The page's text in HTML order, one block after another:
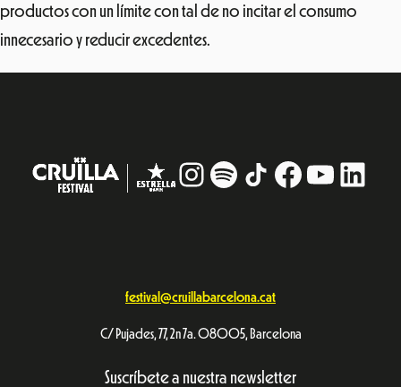
productos con un límite con tal de no incitar el consumo
innecesario y reducir excedentes.
Instagram
# TikTokFacebook
festival@cruillabarcelona.cat
C/ Pujades, 77, 2n 7a. 08005, Barcelona
Suscríbete a nuestra newsletter